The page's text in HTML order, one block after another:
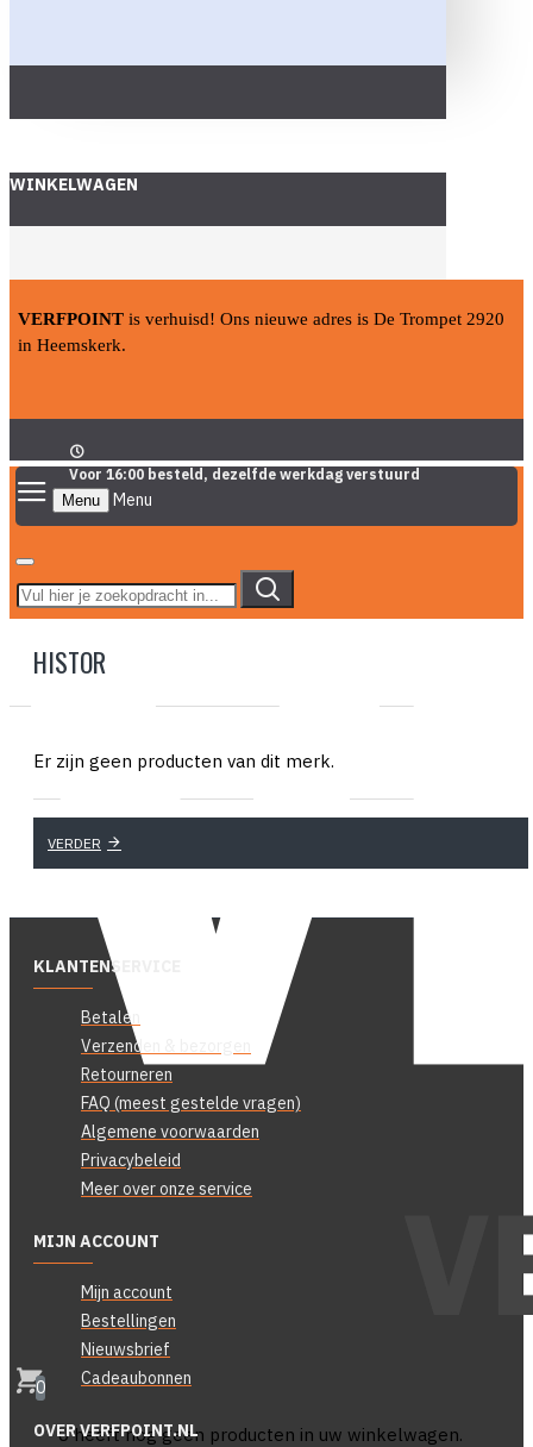
WINKELWAGEN
VERFPOINT is verhuisd! Ons nieuwe adres is De Trompet 2920
in Heemskerk.
Voor 16:00 besteld, dezelfde werkdag verstuurd
Menu
0
U heeft nog geen producten in uw winkelwagen.
HISTOR
Er zijn geen producten van dit merk.
VERDER
KLANTENSERVICE
Betalen
Verzenden & bezorgen
Retourneren
FAQ (meest gestelde vragen)
Algemene voorwaarden
Privacybeleid
Meer over onze service
MIJN ACCOUNT
Mijn account
Bestellingen
Nieuwsbrief
Cadeaubonnen
OVER VERFPOINT.NL